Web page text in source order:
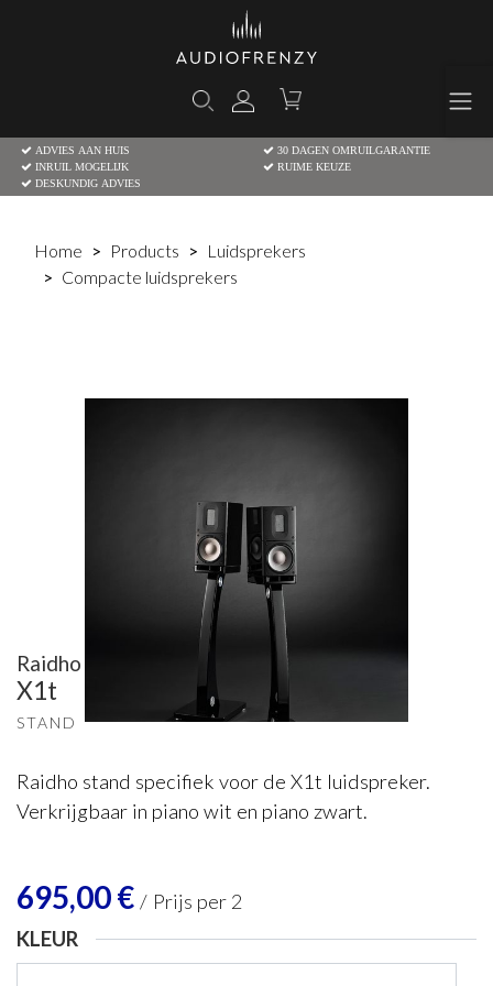
ADVIES AAN HUIS
30 DAGEN OMRUILGARANTIE
INRUIL MOGELIJK
RUIME KEUZE
DESKUNDIG ADVIES
Home Products
Luidsprekers
Compacte luidsprekers
Raidho
X1t
STAND
Raidho stand specifiek voor de X1t luidspreker.
Verkrijgbaar in piano wit en piano zwart.
695,00€ / Prijs per 2
KLEUR